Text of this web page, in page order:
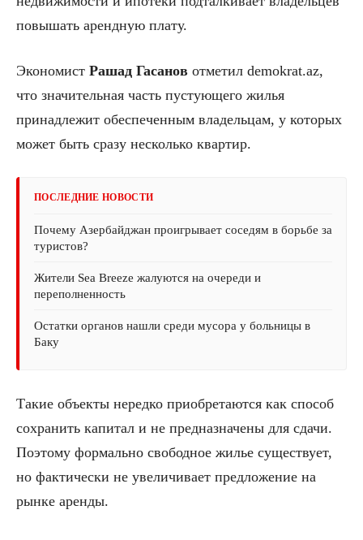
повышать арендную плату.
Экономист Рашад Гасанов отметил demokrat.az,
что значительная часть пустующего жилья
принадлежит обеспеченным владельцам, у которых
может быть сразу несколько квартир.
ПОСЛЕДНИЕ НОВОСТИ
Почему Азербайджан проигрывает соседям в борьбе за
туристов?
Жители Sea Breeze жалуются на очереди и
переполненность
Остатки органов нашли среди мусора у больницы в
Баку
Такие объекты нередко приобретаются как способ
сохранить капитал и не предназначены для сдачи.
Поэтому формально свободное жилье существует,
но фактически не увеличивает предложение на
рынке аренды.